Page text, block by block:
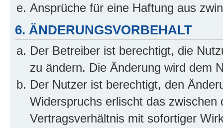
Ansprüche für eine Haftung aus
6. ÄNDERUNGSVORBEHALT
Der Betreiber ist berechtigt, die
zu ändern. Die Änderung wird dem
Der Nutzer ist berechtigt, den
Widerspruchs erlischt das
Vertragsverhältnis mit sofortiger